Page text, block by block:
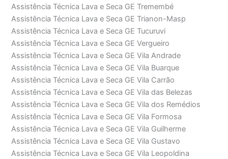
Assistência Técnica Lava e Seca GE Tremembé
Assistência Técnica Lava e Seca GE Trianon-Masp
Assistência Técnica Lava e Seca GE Tucuruvi
Assistência Técnica Lava e Seca GE Vergueiro
Assistência Técnica Lava e Seca GE Vila Andrade
Assistência Técnica Lava e Seca GE Vila Buarque
Assistência Técnica Lava e Seca GE Vila Carrão
Assistência Técnica Lava e Seca GE Vila das Belezas
Assistência Técnica Lava e Seca GE Vila dos Remédios
Assistência Técnica Lava e Seca GE Vila Formosa
Assistência Técnica Lava e Seca GE Vila Guilherme
Assistência Técnica Lava e Seca GE Vila Gustavo
Assistência Técnica Lava e Seca GE Vila Leopoldina